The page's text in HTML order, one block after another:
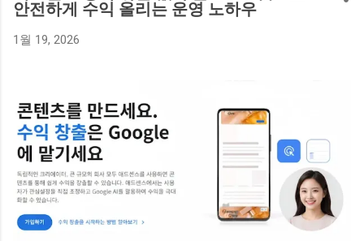
형 채널을 넘어 설득과 전환의 도구로 5. 전문성과 신뢰를 쌓는
제로 클릭의 습격 혹시 요즘 정성껏 작성한 포스팅의 방문자 수
의 정성이 부족해서가 아닙니다. 현재 인터넷에서 사람들이 정
보를 소비하는 커다란 흐름 자체가 완전히 이동하고 있기 때문
이에요. 이제 사용자들은 긴 글을 읽기보다 짧은 영상인 쇼츠,
릴스, 클립을 먼저 찾거나 검색 창에서 바로 답을 얻어냅니다.
네이버에 새롭게 도입된 AI 탭이나 요약 기능은 사용자가 굳이
개별 블로그를 클릭하지 않아도 필요한 기초 정보를 검색 결과
창 내에서 즉시 확인하게 만들어 주고 있죠. 이러한 현상을 바로
안전하게 수익 올리는 운영 노하우
1월 19, 2026